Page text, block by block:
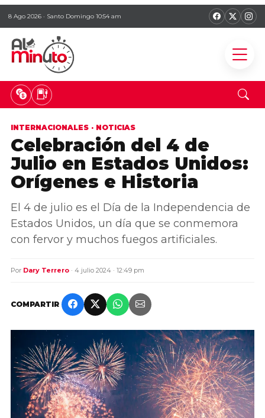
8 Ago 2026 · Santo Domingo 10:54 am
INTERNACIONALES · NOTICIAS
Celebración del 4 de
Julio en Estados Unidos:
Orígenes e Historia
El 4 de julio es el Día de la Independencia de
Estados Unidos, un día que se conmemora
con fervor y muchos fuegos artificiales.
Por Dary Terrero · 4 julio 2024 · 12:49 pm
COMPARTIR